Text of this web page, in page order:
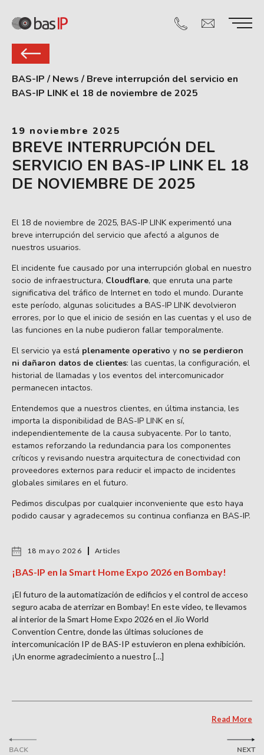
BAS-IP / News / Breve interrupción del servicio en
BAS-IP LINK el 18 de noviembre de 2025
19 noviembre 2025
BREVE INTERRUPCIÓN DEL
SERVICIO EN BAS-IP LINK EL 18
DE NOVIEMBRE DE 2025
El 18 de noviembre de 2025, BAS-IP LINK experimentó una
breve interrupción del servicio que afectó a algunos de
nuestros usuarios.
El incidente fue causado por una interrupción global en nuestro
socio de infraestructura, Cloudflare, que enruta una parte
significativa del tráfico de Internet en todo el mundo. Durante
este período, algunas solicitudes a BAS-IP LINK devolvieron
errores, por lo que el inicio de sesión en las cuentas y el uso de
las funciones en la nube pudieron fallar temporalmente.
El servicio ya está plenamente operativo y no se perdieron
ni dañaron datos de clientes: las cuentas, la configuración, el
historial de llamadas y los eventos del intercomunicador
permanecen intactos.
Entendemos que a nuestros clientes, en última instancia, les
importa la disponibilidad de BAS-IP LINK en sí,
independientemente de la causa subyacente. Por lo tanto,
estamos reforzando la redundancia para los componentes
críticos y revisando nuestra arquitectura de conectividad con
proveedores externos para reducir el impacto de incidentes
globales similares en el futuro.
Pedimos disculpas por cualquier inconveniente que esto haya
podido causar y agradecemos su continua confianza en BAS-IP.
BACK
18 mayo 2026 Articles
¡BAS-IP en la Smart Home Expo 2026 en Bombay!
¡El futuro de la automatización de edificios y el control de acceso
seguro acaba de aterrizar en Bombay! En este video, te llevamos
al interior de la Smart Home Expo 2026 en el Jio World
Convention Centre, donde las últimas soluciones de
intercomunicación IP de BAS-IP estuvieron en plena exhibición.
¡Un enorme agradecimiento a nuestro […]
Read More
NEXT